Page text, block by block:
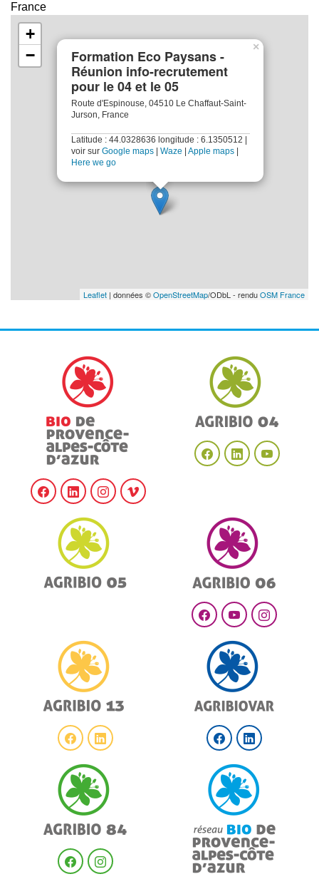
France
Formation Eco Paysans -
Réunion info-recrutement
pour le 04 et le 05
Route d'Espinouse, 04510 Le Chaffaut-Saint-
Jurson, France
Latitude : 44.0328636 longitude : 6.1350512 |
voir sur Google maps Waze Apple maps
Here we go
×
+
−
Leaflet | données ©OpenStreetMap/ODbL - renduOSM France